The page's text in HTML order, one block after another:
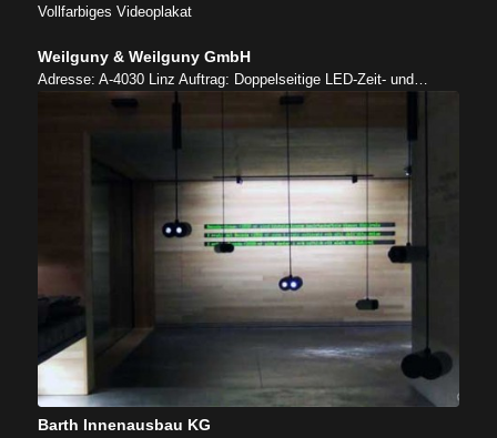
Vollfarbiges Videoplakat
Weilguny & Weilguny GmbH
Adresse: A-4030 Linz Auftrag: Doppelseitige LED-Zeit- und…
Barth Innenausbau KG